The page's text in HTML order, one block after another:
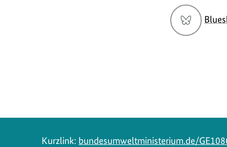
Kurzlink: bundesumweltministerium.de/